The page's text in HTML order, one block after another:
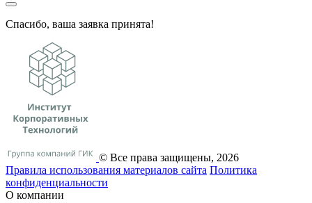
Спасибо, ваша заявка принята!
© Все права защищены, 2026
Правила использования материалов сайта Политика
конфиденциальности
О компании